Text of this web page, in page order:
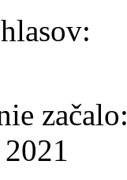
začalo: